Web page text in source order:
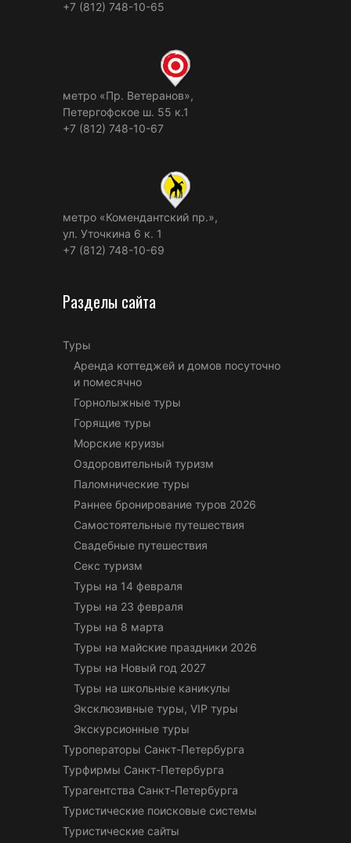
+7 (812) 748-10-65
метро «Пр. Ветеранов»,
Петергофское ш. 55 к.1
+7 (812) 748-10-67
метро «Комендантский пр.»,
ул. Уточкина 6 к. 1
+7 (812) 748-10-69
Разделы сайта
Туры
Аренда коттеджей и домов посуточно
и помесячно
Горнолыжные туры
Горящие туры
Морские круизы
Оздоровительный туризм
Паломнические туры
Раннее бронирование туров 2026
Самостоятельные путешествия
Свадебные путешествия
Секс туризм
Туры на 14 февраля
Туры на 23 февраля
Туры на 8 марта
Туры на майские праздники 2026
Туры на Новый год 2027
Туры на школьные каникулы
Эксклюзивные туры, VIP туры
Экскурсионные туры
Туроператоры Санкт-Петербурга
Турфирмы Санкт-Петербурга
Турагентства Санкт-Петербурга
Туристические поисковые системы
Туристические сайты